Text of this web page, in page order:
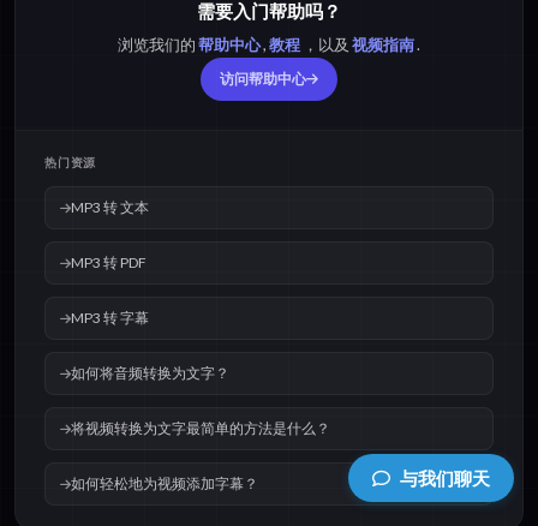
需要入门帮助吗？
浏览我们的帮助中心,教程 ，以及 视频指南.
访问帮助中心
热门资源
MP3 转 文本
MP3 转 PDF
MP3 转 字幕
如何将音频转换为文字？
将视频转换为文字最简单的方法是什么？
如何轻松地为视频添加字幕？ 与我们聊天